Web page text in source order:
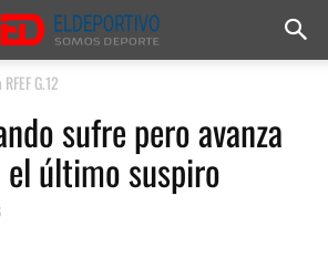
G.12
sufre pero avanza
el último suspiro